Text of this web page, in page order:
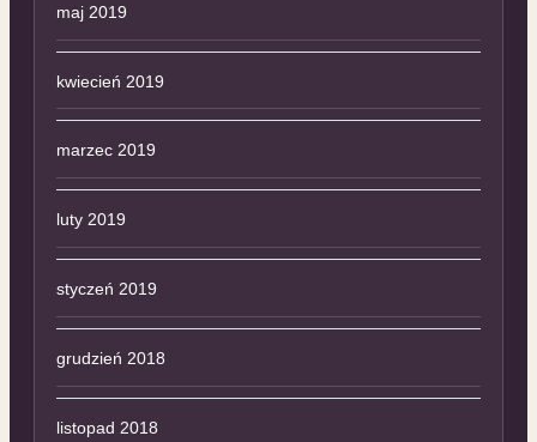
maj 2019
kwiecień 2019
marzec 2019
luty 2019
styczeń 2019
grudzień 2018
listopad 2018